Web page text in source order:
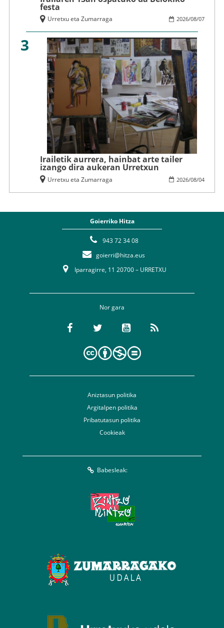
festa
2026/08/07
Urretxu eta Zumarraga
3
Irailetik aurrera, hainbat arte tailer
izango dira aukeran Urretxun
2026/08/04
Urretxu eta Zumarraga
Goierriko Hitza
943 72 34 08
goierri@hitza.eus
Iparragirre, 11 20700 – URRETXU
Nor gara
Aniztasun politika
Argitalpen politika
Pribatutasun politika
Cookieak
Babesleak: